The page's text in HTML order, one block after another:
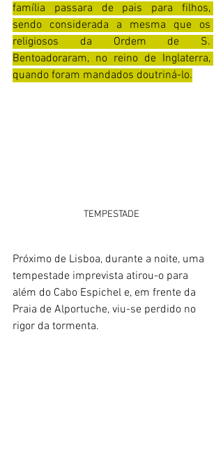
família passara de pais para filhos,
sendo considerada a mesma que os
religiosos da Ordem de S.
Bentoadoraram, no reino de Inglaterra,
quando foram mandados doutriná-lo.
TEMPESTADE
Próximo de Lisboa, durante a noite, uma
tempestade imprevista atirou-o para
além do Cabo Espichel e, em frente da
Praia de Alportuche, viu-se perdido no
rigor da tormenta.